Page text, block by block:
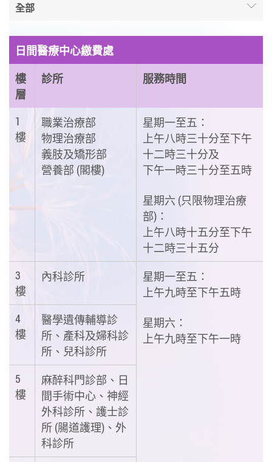
全部
日間醫療中心繳費處
樓
層
診所 服務時間
1
樓
職業治療部
物理治療部
義肢及矯形部
營養部 (閣樓)
星期一至五：
上午八時三十分至下午
十二時三十分及
下午一時三十分至五時
星期六 (只限物理治療
部)：
上午八時十五分至下午
十二時三十五分
3
樓
內科診所
星期一至五：
上午九時至下午五時
星期六：
上午九時至下午一時
4
樓
醫學遺傳輔導診
所、產科及婦科診
所、兒科診所
5
樓
麻醉科門診部、日
間手術中心、神經
外科診所、護士診
所 (腸道護理)、外
科診所